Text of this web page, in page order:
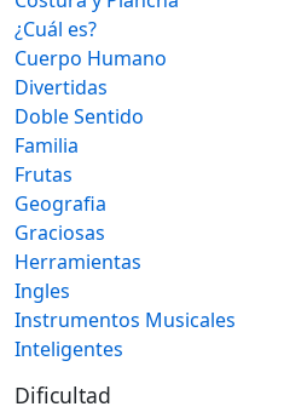
¿Cuál es?
Cuerpo Humano
Divertidas
Doble Sentido
Familia
Frutas
Geografia
Graciosas
Herramientas
Ingles
Instrumentos Musicales
Inteligentes
Dificultad